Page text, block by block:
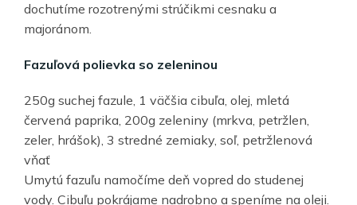
dochutíme rozotrenými strúčikmi cesnaku a
majoránom.
Fazuľová polievka so zeleninou
250g suchej fazule, 1 väčšia cibuľa, olej, mletá
červená paprika, 200g zeleniny (mrkva, petržlen,
zeler, hrášok), 3 stredné zemiaky, soľ, petržlenová
vňať
Umytú fazuľu namočíme deň vopred do studenej
vody. Cibuľu pokrájame nadrobno a speníme na oleji.